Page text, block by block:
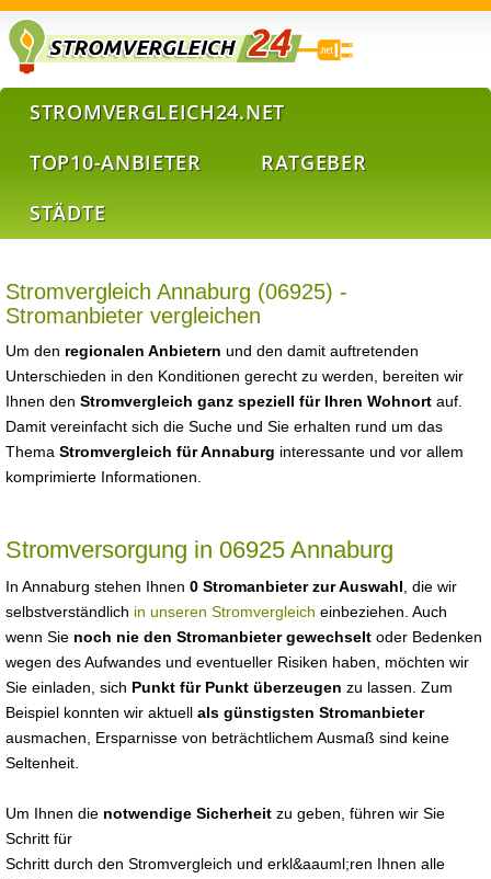
STROMVERGLEICH24.NET
TOP10-ANBIETER
RATGEBER
STÄDTE
Stromvergleich Annaburg (06925) -
Stromanbieter vergleichen
Um den regionalen Anbietern und den damit auftretenden
Unterschieden in den Konditionen gerecht zu werden, bereiten wir
Ihnen den Stromvergleich ganz speziell für Ihren Wohnort auf.
Damit vereinfacht sich die Suche und Sie erhalten rund um das
Thema Stromvergleich für Annaburg interessante und vor allem
komprimierte Informationen.
Stromversorgung in 06925 Annaburg
In Annaburg stehen Ihnen 0 Stromanbieter zur Auswahl , die wir
selbstverständlich in unseren Stromvergleich einbeziehen. Auch
wenn Sie noch nie den Stromanbieter gewechselt oder Bedenken
wegen des Aufwandes und eventueller Risiken haben, möchten wir
Sie einladen, sich Punkt für Punkt überzeugen zu lassen. Zum
Beispiel konnten wir aktuell als günstigsten Stromanbieter
ausmachen, Ersparnisse von beträchtlichem Ausmaß sind keine
Seltenheit.
Um Ihnen die notwendige Sicherheit zu geben, führen wir Sie
Schritt für
Schritt durch den Stromvergleich und erkl&aauml;ren Ihnen alle